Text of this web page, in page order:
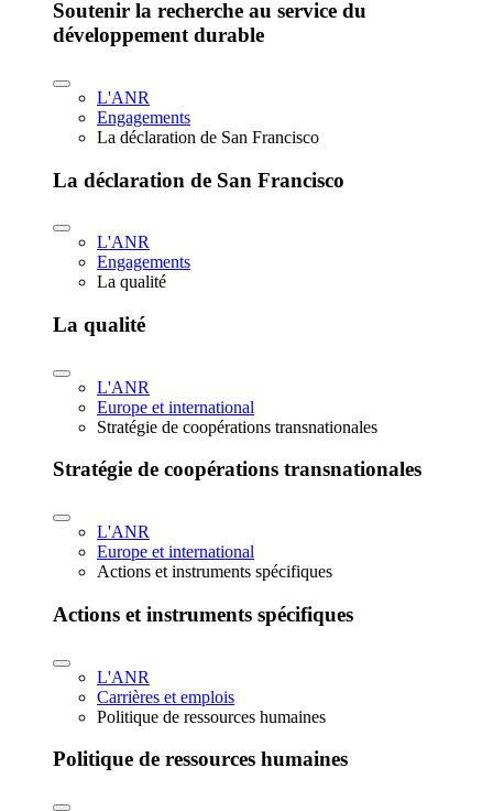
Soutenir la recherche au service du
développement durable
L'ANR
Engagements
La déclaration de San Francisco
La déclaration de San Francisco
L'ANR
Engagements
La qualité
La qualité
L'ANR
Europe et international
Stratégie de coopérations transnationales
Stratégie de coopérations transnationales
L'ANR
Europe et international
Actions et instruments spécifiques
Actions et instruments spécifiques
L'ANR
Carrières et emplois
Politique de ressources humaines
Politique de ressources humaines